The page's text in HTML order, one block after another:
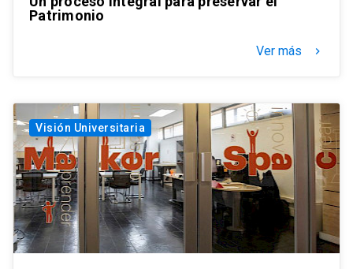
Patrimonio
Ver más keyboard_arrow_right
Visión Universitaria